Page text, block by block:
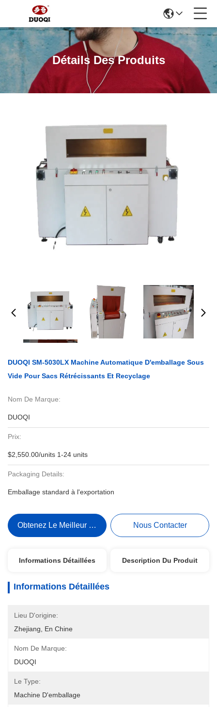
Détails Des Produits
DUOQI SM-5030LX Machine Automatique D'emballage Sous
Vide Pour Sacs Rétrécissants Et Recyclage
Nom De Marque:
DUOQI
Prix:
$2,550.00/units 1-24 units
Packaging Details:
Emballage standard à l'exportation
Obtenez Le Meilleur Prix Nous Contacter
Informations Détaillées Description Du Produit
Informations Détaillées
Lieu D'origine:
Zhejiang, En Chine
Nom De Marque:
DUOQI
Le Type:
Machine D'emballage